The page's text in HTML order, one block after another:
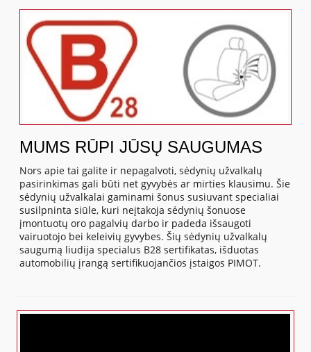
MUMS RŪPI JŪSŲ SAUGUMAS
Nors apie tai galite ir nepagalvoti, sėdynių užvalkalų
pasirinkimas gali būti net gyvybės ar mirties klausimu. Šie
sėdynių užvalkalai gaminami šonus susiuvant specialiai
susilpninta siūle, kuri neįtakoja sėdynių šonuose
įmontuotų oro pagalvių darbo ir padeda išsaugoti
vairuotojo bei keleivių gyvybes. Šių sėdynių užvalkalų
saugumą liudija specialus B28 sertifikatas, išduotas
automobilių įrangą sertifikuojančios įstaigos PIMOT.